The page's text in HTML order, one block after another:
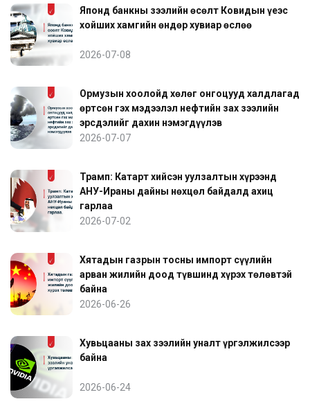
Японд банкны зээлийн өсөлт Ковидын үеэс
хойших хамгийн өндөр хувиар өслөө
2026-07-08
Ормузын хоолойд хөлөг онгоцууд халдлагад
өртсөн гэх мэдээлэл нефтийн зах зээлийн
эрсдэлийг дахин нэмэгдүүлэв
2026-07-07
Трамп: Катарт хийсэн уулзалтын хүрээнд
АНУ-Ираны дайны нөхцөл байдалд ахиц
гарлаа
2026-07-02
Хятадын газрын тосны импорт сүүлийн
арван жилийн доод түвшинд хүрэх төлөвтэй
байна
2026-06-26
Хувьцааны зах зээлийн уналт үргэлжилсээр
байна
2026-06-24